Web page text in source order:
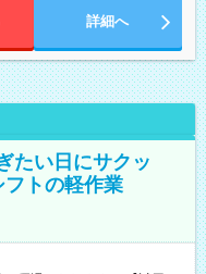
詳細へ
たい日にサクッ
フトの軽作業